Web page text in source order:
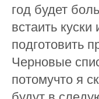
год будет
встаить
подготовить
Черновые
потомучто я